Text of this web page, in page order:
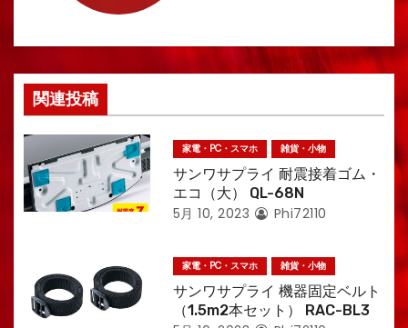
ョ
ン
関連投稿
家電・PC・スマホ 雑貨・小物
サンワサプライ 耐震接着ゴム・
エコ（大） QL-68N
5月 10, 2023 Phi72110
家電・PC・スマホ 雑貨・小物
サンワサプライ 機器固定ベルト
（1.5m2本セット） RAC-BL3